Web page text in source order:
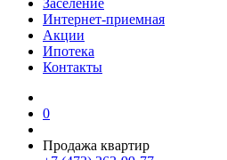
Заселение
Интернет-приемная
Акции
Ипотека
Контакты
0
Продажа квартир